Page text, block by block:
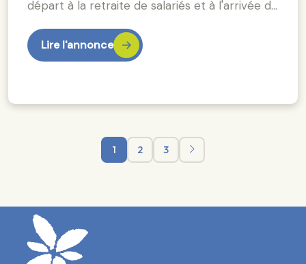
départ à la retraite de salariés et à l'arrivée d…
Lire l'annonce
1 2 3